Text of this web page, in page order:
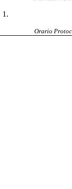
Orario